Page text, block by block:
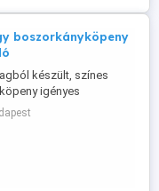
boszorkányköpeny
készült, színes
igényes
szegőszalagokkal
Ft